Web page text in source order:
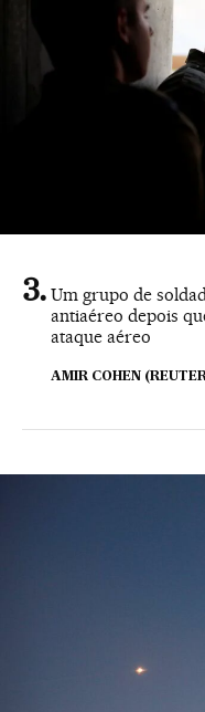
Um grupo de
antiaéreo depois
ataque aéreo
AMIR COHEN